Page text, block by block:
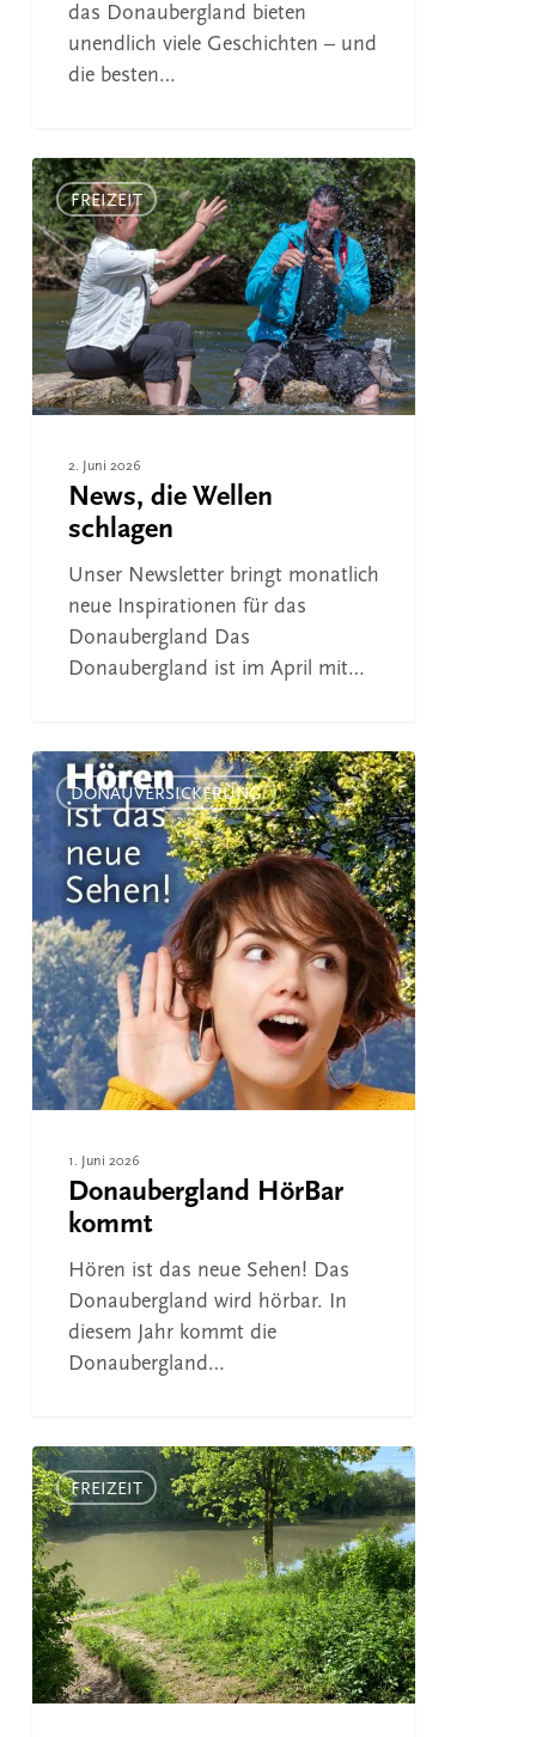
das Donaubergland bieten
unendlich viele Geschichten – und
die besten…
News,
die
Wellen
schlagen
FREIZEIT
2. Juni 2026
News, die Wellen
schlagen
Unser Newsletter bringt monatlich
neue Inspirationen für das
Donaubergland Das
Donaubergland ist im April mit…
Donaubergland
HörBar
kommt
DONAUVERSICKERUNG
1. Juni 2026
Donaubergland HörBar
kommt
Hören ist das neue Sehen! Das
Donaubergland wird hörbar. In
diesem Jahr kommt die
Donaubergland…
Neues
vom
Klangweg
Trossingen
FREIZEIT